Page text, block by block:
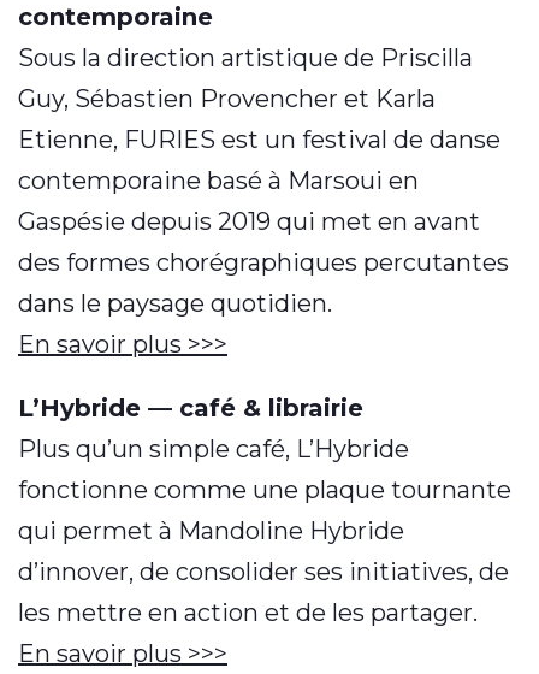
contemporaine
Sous la direction artistique de Priscilla
Guy, Sébastien Provencher et Karla
Etienne, FURIES est un festival de danse
contemporaine basé à Marsoui en
Gaspésie depuis 2019 qui met en avant
des formes chorégraphiques percutantes
dans le paysage quotidien.
En savoir plus >>>
L’Hybride — café & librairie
Plus qu’un simple café, L’Hybride
fonctionne comme une plaque tournante
qui permet à Mandoline Hybride
d’innover, de consolider ses initiatives, de
les mettre en action et de les partager.
En savoir plus >>>